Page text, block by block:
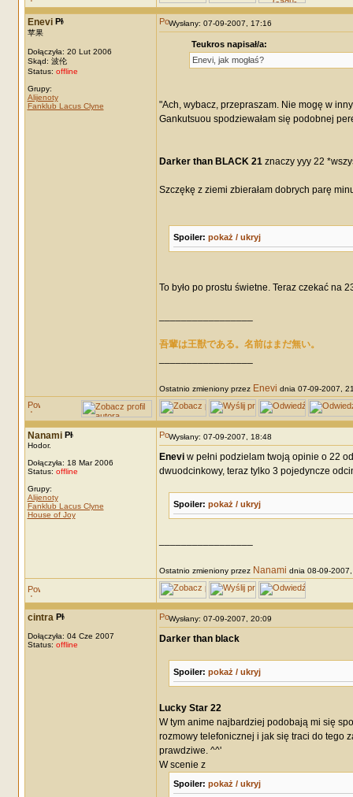
Enevi
苹果
Dołączyła: 20 Lut 2006
Skąd: 波伦
Status: offline
Grupy:
Alijenoty
Fanklub Lacus Clyne
Wysłany: 07-09-2007, 17:16
Teukros napisał/a:
Enevi, jak mogłaś?
"Ach, wybacz, przepraszam. Nie mogę w
Gankutsuou spodziewałam się podobnej
Darker than BLACK 21znaczy yyy 22
Szczękę z ziemi zbierałam dobrych parę
Spoiler: pokaż / ukryj
To było po prostu świetne. Teraz czekać na
吾輩は王獣である。名前はまだ無い。
Ostatnio zmieniony przez Enevi dnia 07-09-2007,
Nanami
Hodor.
Dołączyła: 18 Mar 2006
Status: offline
Grupy:
Alijenoty
Fanklub Lacus Clyne
House of Joy
Wysłany: 07-09-2007, 18:48
Eneviw pełni podzielam twoją opinie o 22
dwuodcinkowy, teraz tylko 3 pojedyncze
Spoiler: pokaż / ukryj
Ostatnio zmieniony przez Nanami dnia 08-09-2007,
cintra
Dołączyła: 04 Cze 2007
Status: offline
Wysłany: 07-09-2007, 20:09
Darker than black
Spoiler: pokaż / ukryj
Lucky Star 22
W tym anime najbardziej podobają mi się
rozmowy telefonicznej i jak się traci do tego
prawdziwe. ^^'
W scenie z
Spoiler: pokaż / ukryj